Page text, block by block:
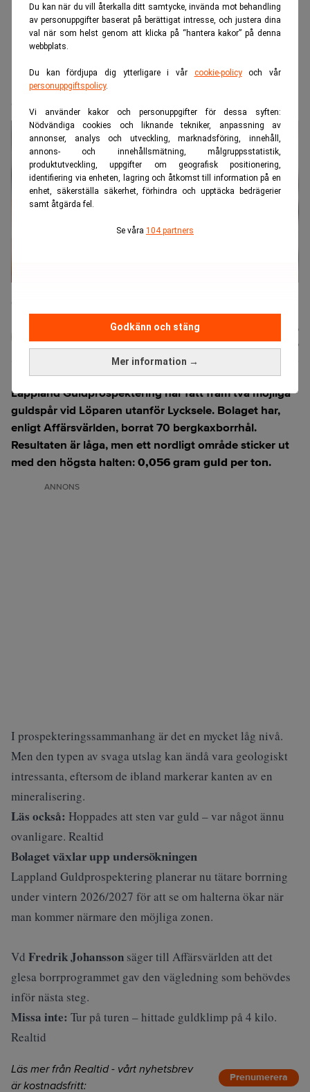
Du kan när du vill återkalla ditt samtycke, invända mot behandling
av personuppgifter baserat på berättigat intresse, och justera dina
val när som helst genom att klicka på “hantera kakor” på denna
webbplats.
Du kan fördjupa dig ytterligare i vår cookie-policyoch vår
personuppgiftspolicy.
Vi använder kakor och personuppgifter för dessa syften:
Nödvändiga cookies och liknande tekniker, anpassning av
annonser, analys och utveckling, marknadsföring, innehåll,
annons- och innehållsmätning, målgruppsstatistik,
produktutveckling, uppgifter om geografisk positionering,
identifiering via enheten, lagring och åtkomst till information på en
enhet, säkerställa säkerhet, förhindra och upptäcka bedrägerier
samt åtgärda fel.
Se våra 104 partners
Mer information →
Godkänn och stäng
Makro
Guldvittring utanför Lycksele
Getty Images)
Andersen
13 juli 2026
Uppdaterad:13 juli 2026
Lappland Guldprospektering har fått fram två möjliga
guldspårvid Löparen utanför Lycksele. Bolaget har,
enligtAffärsvärlden, borrat 70 bergkaxborrhål.
Resultaten är låga, men ett nordligt område sticker ut
med den högsta halten:0,056 gram guld per ton.
ANNONS
I prospekteringssammanhang är det en mycket låg nivå.
Men den typen av svaga utslag kan ändå vara geologiskt
intressanta, eftersom de ibland markerar kanten av en
mineralisering.
Läs också: Hoppades att sten var guld – var något ännu
ovanligare. Realtid
Bolaget växlar upp undersökningen
Lappland Guldprospektering planerar nu tätare borrning
under vintern 2026/2027 för att se om halterna ökar när
man kommer närmare den möjliga zonen.
Vd Fredrik Johansson säger till Affärsvärlden att det
glesa borrprogrammet gav den vägledning som behövdes
inför nästa steg.
Missa inte: Tur på turen – hittade guldklimp på 4 kilo.
Realtid
Läs mer från Realtid - vårt nyhetsbrev
är kostnadsfritt:
Prenumerera